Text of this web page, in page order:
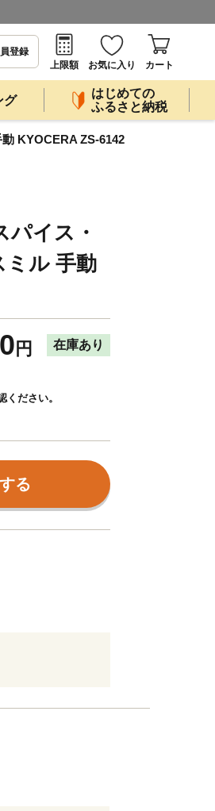
登録
上限額
お気に入り カート
グ
はじめての
ふるさと納税
KYOCERA ZS-6142
パイス・
ミル 手動
円 在庫あり
ください。
る